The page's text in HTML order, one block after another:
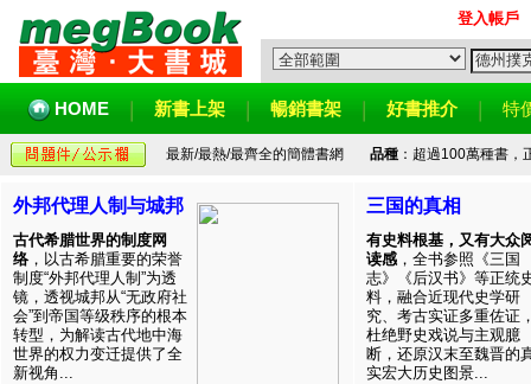
登入帳戶
HOME 新書上架 暢銷書架 好書推介 特
最新/最熱/最齊全的簡體書網 品種：超過100萬種書，
外邦代理人制与城邦
古代希腊世界的制度网
络 ，以古希腊重要的荣誉
制度“外邦代理人制”为透
镜，透视城邦从“无政府社
会”到帝国等级秩序的根本
转型，为解读古代地中海
世界的权力变迁提供了全
新视角...
三国的真相
有史料根基，又有大众
读感 ，全书参照《三国
志》《后汉书》等正统
料，融合近现代史学研
究、考古实证多重佐证
杜绝野史戏说与主观臆
断，还原汉末至魏晋的
实宏大历史图景...